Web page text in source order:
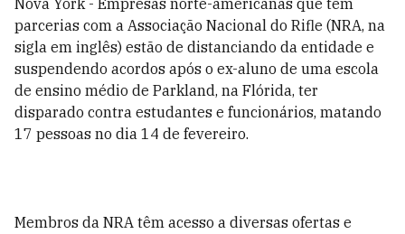
Nova York - Empresas norte-americanas que têm
parcerias com a Associação Nacional do Rifle (NRA, na
sigla em inglês) estão de distanciando da entidade e
suspendendo acordos após o ex-aluno de uma escola
de ensino médio de Parkland, na Flórida, ter
disparado contra estudantes e funcionários, matando
17 pessoas no dia 14 de fevereiro.
Membros da NRA têm acesso a diversas ofertas e